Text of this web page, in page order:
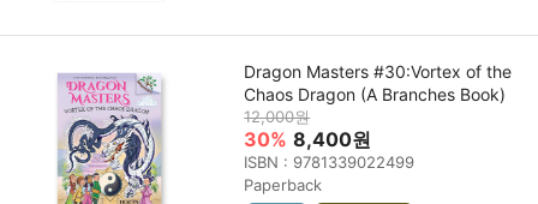
Dragon Masters #30:Vortex of the
Chaos Dragon (A Branches Book)
12,000원
30% 8,400원
ISBN : 9781339022499
Paperback